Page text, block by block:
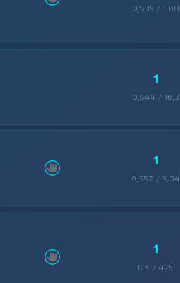
0,539 / 1,08
1
0,544 / 16,3
1
0,552 / 3,04
1
0,5 / 475